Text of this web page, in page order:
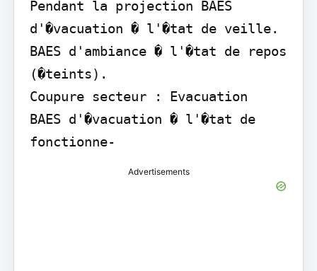
Pendant la projection BAES
d'�vacuation � l'�tat de veille.
BAES d'ambiance � l'�tat de repos
(�teints).
Coupure secteur : Evacuation
BAES d'�vacuation � l'�tat de
fonctionne-
Advertisements